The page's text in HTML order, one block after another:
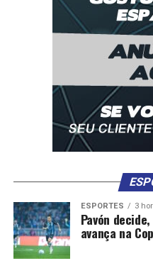
ESPORTES 3
Pavón
avança na